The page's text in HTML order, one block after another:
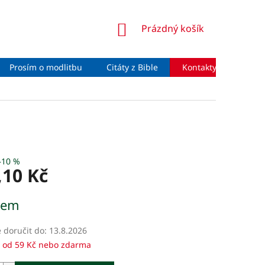
NÁKUPNÍ
Prázdný košík
Prosím o modlitbu Citáty z Bible Kontakty
%
Kč
doručit do: 13.8.2026
od 59 Kč nebo zdarma